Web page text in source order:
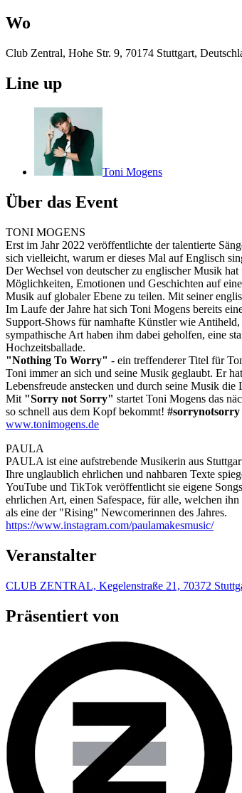
Wo
Club Zentral, Hohe Str. 9, 70174 Stuttgart,
Line up
Toni Mogens
Über das Event
TONI MOGENS
Erst im Jahr 2022 veröffentlichte der talentierte
sich vielleicht, warum er dieses Mal auf Englisch
Der Wechsel von deutscher zu englischer Musik
Möglichkeiten, Emotionen und Geschichten auf
Musik auf globaler Ebene zu teilen. Mit seiner
Im Laufe der Jahre hat sich Toni Mogens bereits
Support-Shows für namhafte Künstler wie
sympathische Art haben ihm dabei geholfen, eine
Hochzeitsballade.
"Nothing To Worry" - ein treffenderer Titel für
Toni immer an sich und seine Musik geglaubt. Er
Lebensfreude anstecken und durch seine Musik
Mit "Sorry not Sorry" startet Toni Mogens das
so schnell aus dem Kopf bekommt! #sorrynotsorry
www.tonimogens.de
PAULA
PAULA ist eine aufstrebende Musikerin aus
Ihre unglaublich ehrlichen und nahbaren Texte
YouTube und TikTok veröffentlicht sie eigene
ehrlichen Art, einen Safespace, für alle, welchen
als eine der "Rising" Newcomerinnen des Jahres.
https://www.instagram.com/paulamakesmusic/
Veranstalter
CLUB ZENTRAL, Kegelenstraße 21, 70372
Präsentiert von